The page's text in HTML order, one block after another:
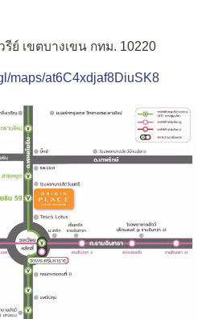
ย์ เขตบางเขน กทม. 10220
maps/at6C4xdjaf8DiuSK8